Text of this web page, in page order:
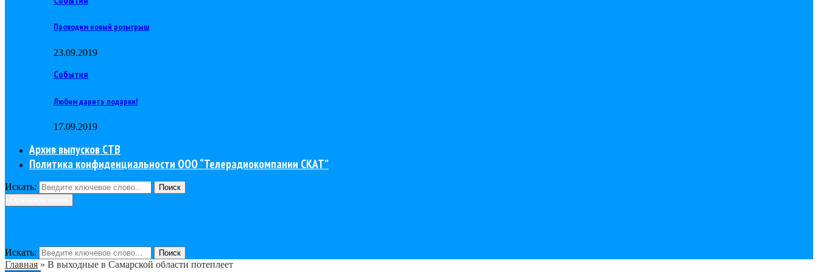
Проводим новый розыгрыш
23.09.2019
События
Любим дарить подарки!
17.09.2019
Архив выпусков СТВ
Политика конфиденциальности ООО “Телерадиокомпании СКАТ”
Искать:
Поиск
Искать: Поиск
Главная » В выходные в Самарской области потеплеет